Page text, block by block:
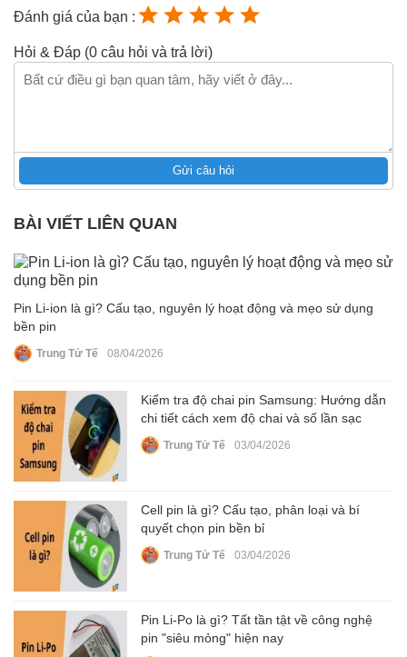
Đánh giá của bạn :
Hỏi & Đáp (0 câu hỏi và trả lời)
Gửi câu hỏi
BÀI VIẾT LIÊN QUAN
Pin Li‑ion là gì? Cấu tạo, nguyên lý hoạt động và mẹo sử dụng
bền pin
Trung Tử Tế 08/04/2026
Kiểm tra độ chai pin Samsung: Hướng dẫn
chi tiết cách xem độ chai và số lần sạc
Trung Tử Tế 03/04/2026
Cell pin là gì? Cấu tạo, phân loại và bí
quyết chọn pin bền bỉ
Trung Tử Tế 03/04/2026
Pin Li-Po là gì? Tất tần tật về công nghệ
pin "siêu mỏng" hiện nay